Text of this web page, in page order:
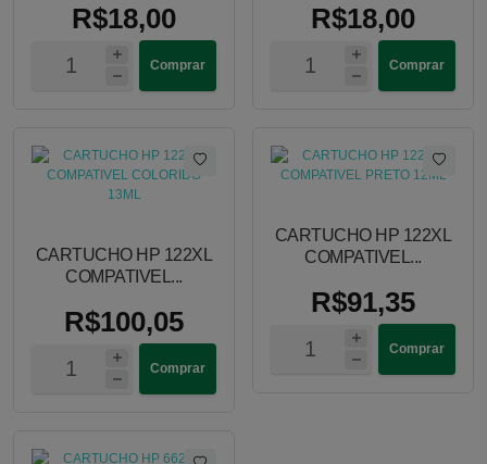
R$18,00
Comprar
R$18,00
Comprar
CARTUCHO HP 122XL
COMPATIVEL...
R$100,05
Comprar
CARTUCHO HP 122XL
COMPATIVEL...
R$91,35
Comprar